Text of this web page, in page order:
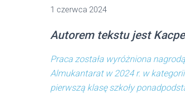
1 czerwca 2024
Autorem tekstu jest
Praca została wyróżniona
Almukantarat w 2024 r. w
pierwszą klasę szkoły